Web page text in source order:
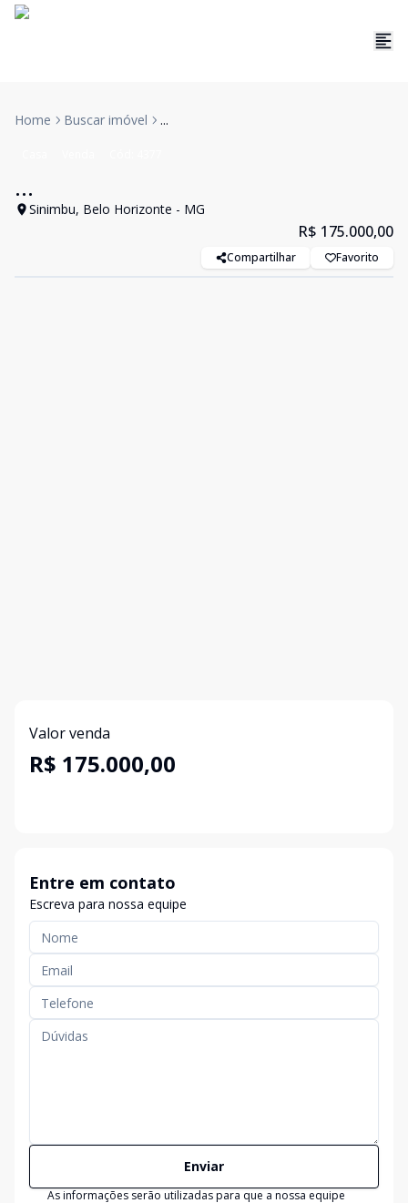
Home Buscar imóvel ...
...
Sinimbu, Belo Horizonte - MG
R$ 175.000,00
Compartilhar Favorito
Valor venda
R$ 175.000,00
Entre em contato
Escreva para nossa equipe
Enviar
As informações serão utilizadas para que a nossa equipe